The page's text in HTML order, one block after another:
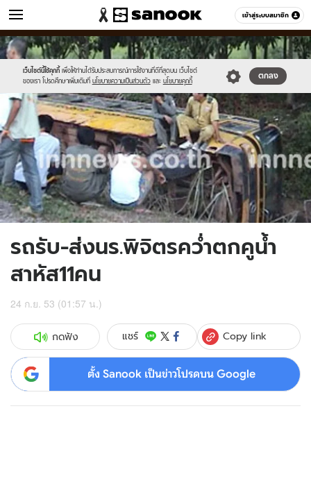
เข้าสู่ระบบสมาชิก
ข่าว หมวดอื่นๆ
เว็บไซต์นี้ใช้คุกกี้ เพื่อให้ท่านได้รับประสบการณ์การใช้งานที่ดีที่สุดบน เว็บไซต์
ของเรา โปรดศึกษาเพิ่มเติมที่ นโยบายความเป็นส่วนตัว และ นโยบายคุกกี้
ตกลง
Sanook
//s.isanook.com/sr/0/images/logo-
new-
sanook.png
600
60
//s.isanook.com/ns/0/ud/193/968638/accident_bus4b.jpg
รถรับ-ส่งนร.พิจิตรคว่ำตกคูน้ำ
สาหัส11คน
24 ก.ย. 53 (01:57 น.)
กดฟัง แชร์ Copy link
ตั้ง Sanook เป็นข่าวโปรดบน Google